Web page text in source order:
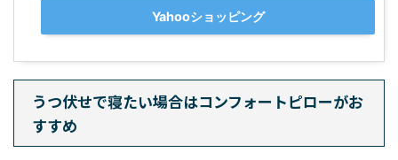
Yahooショッピング
うつ伏せで寝たい場合はコンフォートピローがお
すすめ